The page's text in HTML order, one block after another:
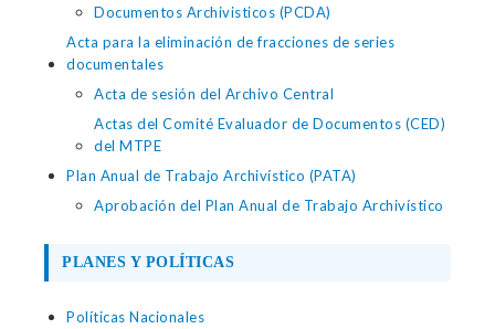
Documentos Archivisticos (PCDA)
Acta para la eliminación de fracciones de series
documentales
Acta de sesión del Archivo Central
Actas del Comité Evaluador de Documentos (CED)
del MTPE
Plan Anual de Trabajo Archivístico (PATA)
Aprobación del Plan Anual de Trabajo Archivístico
PLANES Y POLÍTICAS
Políticas Nacionales